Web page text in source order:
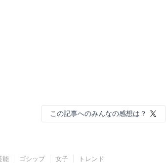
この記事へのみんなの感想は？
能 ゴシップ 女子 トレンド